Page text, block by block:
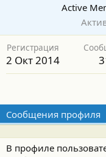
Active
Регистрация
2 Окт 2014
Сообщения профиля
В профиле